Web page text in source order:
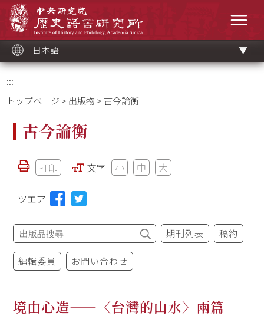
ッ
ク
日本語
:::
トップページ > 出版物 > 古今論衡
古今論衡
打印 文字 小 中 大
ツエア
期刊列表 稿約
編輯委員 お問い合わせ
境由心造——〈台灣的山水〉兩篇